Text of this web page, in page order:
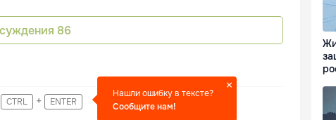
86
CTRL + ENTER
Нашли ошибку в тексте?
Сообщите нам!